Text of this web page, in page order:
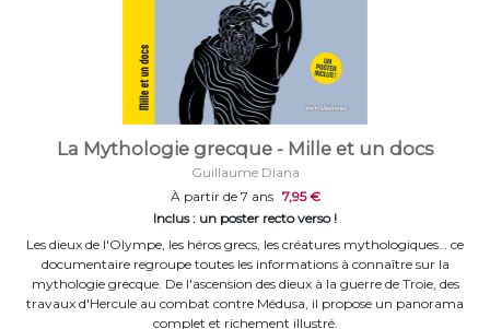
La Mythologie grecque - Mille et un docs
Guillaume Diana
À partir de 7 ans 7,95 €
Inclus : un poster recto verso !
Les dieux de l'Olympe, les héros grecs, les créatures mythologiques… ce
documentaire regroupe toutes les informations à connaître sur la
mythologie grecque. De l'ascension des dieux à la guerre de Troie, des
travaux d'Hercule au combat contre Médusa, il propose un panorama
complet et richement illustré.